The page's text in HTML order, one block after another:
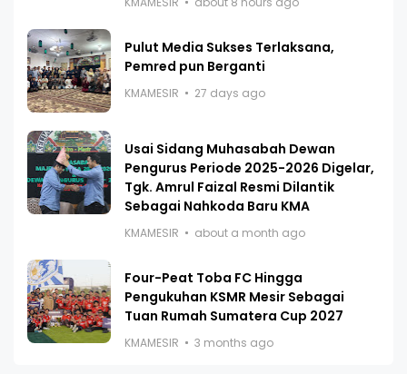
Pulut Media Sukses Terlaksana,
Pemred pun Berganti
KMAMESIR 27 days ago
Usai Sidang Muhasabah Dewan
Pengurus Periode 2025-2026 Digelar,
Tgk. Amrul Faizal Resmi Dilantik
Sebagai Nahkoda Baru KMA
KMAMESIR about a month ago
Four-Peat Toba FC Hingga
Pengukuhan KSMR Mesir Sebagai
Tuan Rumah Sumatera Cup 2027
KMAMESIR 3 months ago